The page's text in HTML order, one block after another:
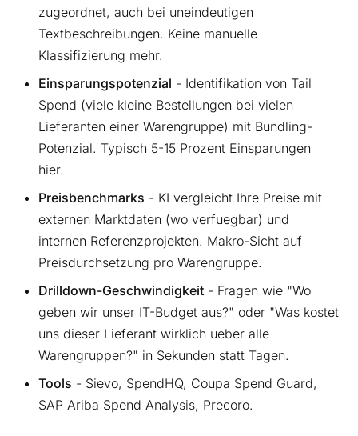
zugeordnet, auch bei uneindeutigen
Textbeschreibungen. Keine manuelle
Klassifizierung mehr.
Einsparungspotenzial - Identifikation von Tail
Spend (viele kleine Bestellungen bei vielen
Lieferanten einer Warengruppe) mit Bundling-
Potenzial. Typisch 5-15 Prozent Einsparungen
hier.
Preisbenchmarks - KI vergleicht Ihre Preise mit
externen Marktdaten (wo verfuegbar) und
internen Referenzprojekten. Makro-Sicht auf
Preisdurchsetzung pro Warengruppe.
Drilldown-Geschwindigkeit - Fragen wie "Wo
geben wir unser IT-Budget aus?" oder "Was kostet
uns dieser Lieferant wirklich ueber alle
Warengruppen?" in Sekunden statt Tagen.
Tools - Sievo, SpendHQ, Coupa Spend Guard,
SAP Ariba Spend Analysis, Precoro.